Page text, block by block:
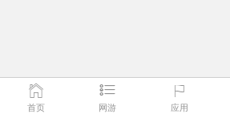
首页 网游 应用